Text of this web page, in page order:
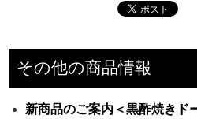
その他の商品情報
新商品のご案内＜黒酢焼きド